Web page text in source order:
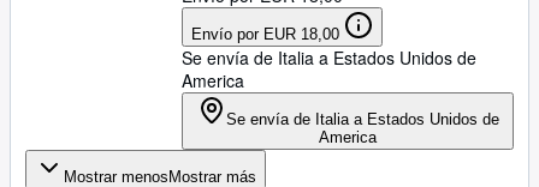
Envío por EUR 18,00
Se envía de Italia a Estados Unidos de
America
Se envía de Italia a Estados Unidos de
America
Mostrar menos Mostrar más